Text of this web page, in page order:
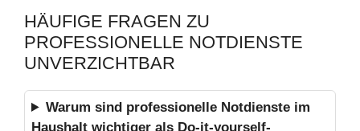
HÄUFIGE FRAGEN ZU
PROFESSIONELLE NOTDIENSTE
UNVERZICHTBAR
Warum sind professionelle Notdienste im
Haushalt wichtiger als Do-it-yourself-